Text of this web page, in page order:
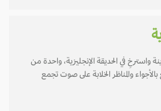
في الحديقة الإنجليزية، واحدة من
والمناظر الخلابة على صوت تجمع